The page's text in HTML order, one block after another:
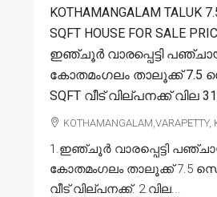
KOTHAMANGALAM TALUK
SQFT HOUSE FOR SALE
ഇഞ്ചൂർ വാരപ്പെട്ടി
കോതമംഗലം താലൂക്ക് 7.5
SQFT വീട് വില്പനക്ക് വില
1.ഇഞ്ചൂർ വാരപ്പെട്ടി
കോതമംഗലം താലൂക്ക് 7.5
വീട് വില്പനക്ക്. 2.വില...